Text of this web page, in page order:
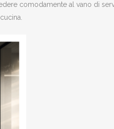
comodamente al vano di